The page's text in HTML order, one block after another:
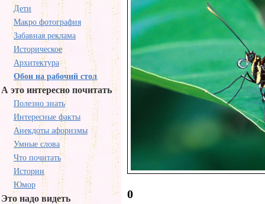
Дети
Макро фотография
Забавная реклама
Историческое
Архитектура
Обои на рабочий стол
А это интересно почитать
Полезно знать
Интересные факты
Анекдоты афоризмы
Умные слова
Что почитать
Истории
Юмор
Это надо видеть 0